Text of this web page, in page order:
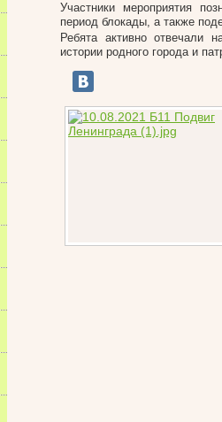
Участники мероприятия
период блокады, а также
Ребята активно отвечали
истории родного города и